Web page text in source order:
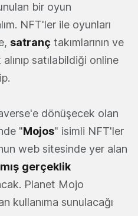
bir oyun
NFT'ler ile oyunları
satranç takımlarının ve
satılabildiği online
dönüşecek olan
"Mojos" isimli NFT'ler
web sitesinde yer alan
gerçeklik
Planet Mojo
kullanıma sunulacağı